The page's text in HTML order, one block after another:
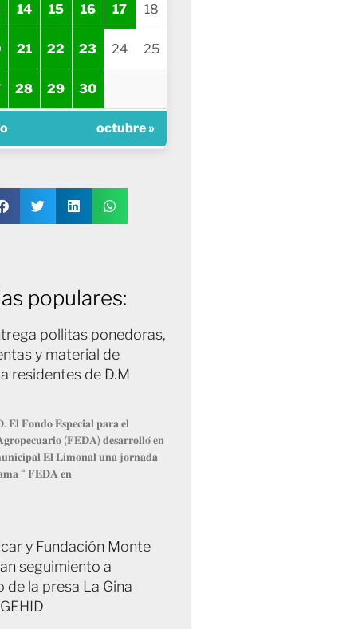
14 15 16 17 18
21 22 23 24 25
28 29 30
octubre »
populares:
pollitas ponedoras,
y material de
residentes de D.M
𝐄𝐥 𝐅𝐨𝐧𝐝𝐨 𝐄𝐬𝐩𝐞𝐜𝐢𝐚𝐥 𝐩𝐚𝐫𝐚 𝐞𝐥
(𝐅𝐄𝐃𝐀) 𝐝𝐞𝐬𝐚𝐫𝐫𝐨𝐥𝐥𝐨́ 𝐞𝐧
𝐄𝐥 𝐋𝐢𝐦𝐨𝐧𝐚𝐥 𝐮𝐧𝐚 𝐣𝐨𝐫𝐧𝐚𝐝𝐚
“ 𝐅𝐄𝐃𝐀 𝐞𝐧
y Fundación Monte
seguimiento a
de la presa La Gina